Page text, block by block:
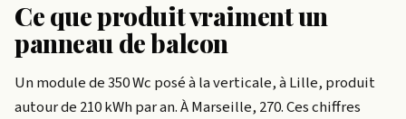
Ce que produit vraiment un
panneau de balcon
Un module de 350 Wc posé à la verticale, à Lille, produit
autour de 210 kWh par an. À Marseille, 270. Ces chiffres